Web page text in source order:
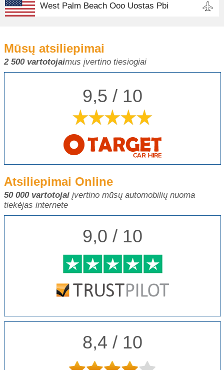
West Palm Beach Ooo Uostas Pbi
Mūsų atsiliepimai
2 500 vartotojaimus įvertino tiesiogiai
9,5 / 10
Atsiliepimai Online
50 000 vartotojai įvertino mūsų automobilių nuoma
tiekėjas internete
9,0 / 10
8,4 / 10